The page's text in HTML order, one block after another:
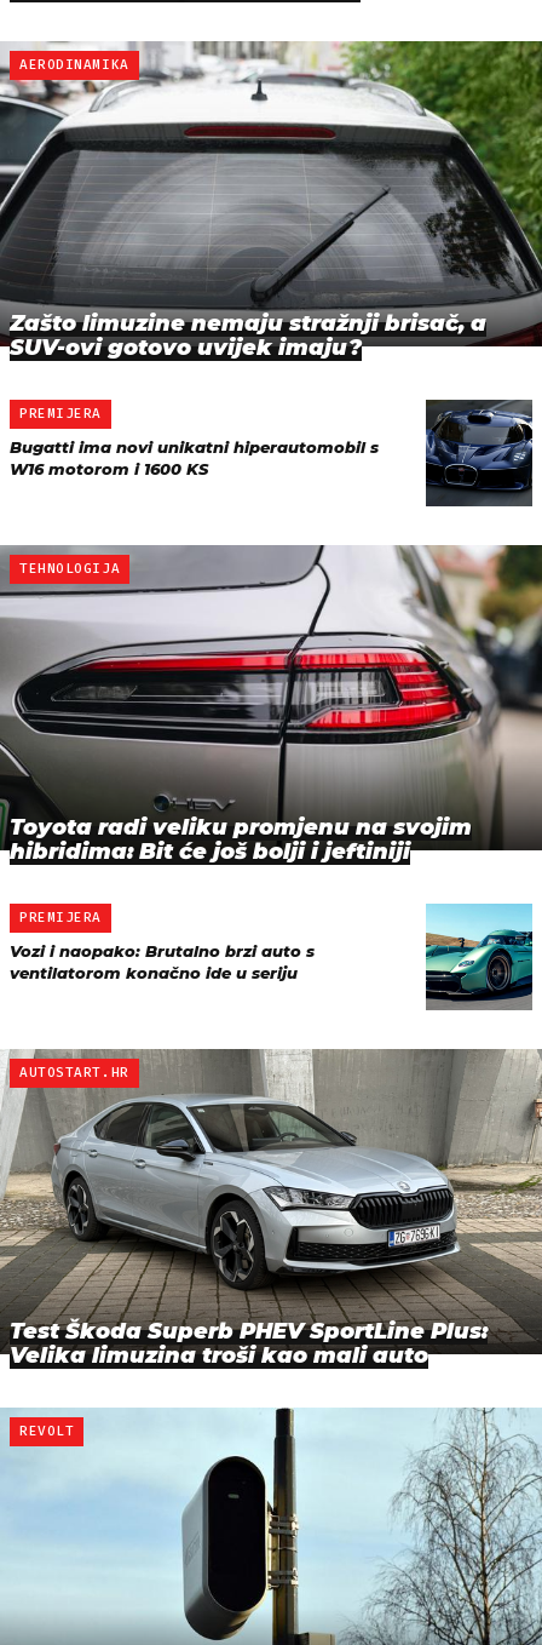
AERODINAMIKA
Zašto limuzine nemaju stražnji brisač, a
SUV-ovi gotovo uvijek imaju?
PREMIJERA
Bugatti ima novi unikatni hiperautomobil s
W16 motorom i 1600 KS
TEHNOLOGIJA
Toyota radi veliku promjenu na svojim
hibridima: Bit će još bolji i jeftiniji
PREMIJERA
Vozi i naopako: Brutalno brzi auto s
ventilatorom konačno ide u seriju
AUTOSTART.HR
Test Škoda Superb PHEV SportLine Plus:
Velika limuzina troši kao mali auto
REVOLT